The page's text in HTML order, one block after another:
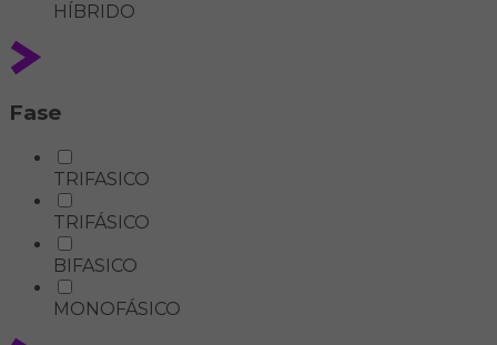
HÍBRIDO
Fase
TRIFASICO
TRIFÁSICO
BIFASICO
MONOFÁSICO